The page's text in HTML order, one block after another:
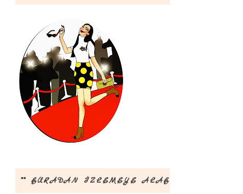
** BURADAN İZLEMEYE ALABİLİRSİNİZ **